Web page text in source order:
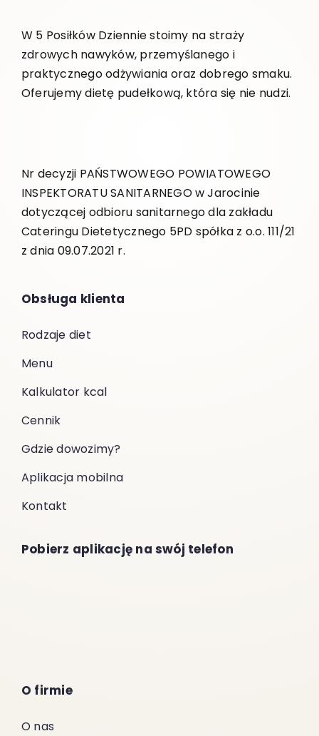
W 5 Posiłków Dziennie stoimy na straży
zdrowych nawyków, przemyślanego i
praktycznego odżywiania oraz dobrego smaku.
Oferujemy dietę pudełkową, która się nie nudzi.
Nr decyzji PAŃSTWOWEGO POWIATOWEGO
INSPEKTORATU SANITARNEGO w Jarocinie
dotyczącej odbioru sanitarnego dla zakładu
Cateringu Dietetycznego 5PD spółka z o.o. 111/21
z dnia 09.07.2021 r.
Obsługa klienta
Rodzaje diet
Menu
Kalkulator kcal
Cennik
Gdzie dowozimy?
Aplikacja mobilna
Kontakt
Pobierz aplikację na swój telefon
O firmie
O nas